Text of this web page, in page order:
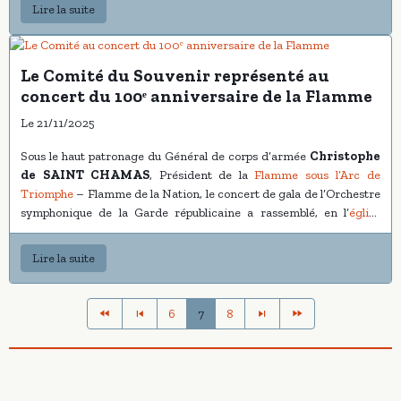
chaleureusement Le Souvenir Français pour cette marque de
reconnaissance et pour l’honneur qui lui est fait.
ce moment fondateur.
À travers cette convention, le Comité du Souvenir du Groupe RATP
et la SNEMM réaffirment, avec conviction et fraternité, leur
volonté commune :
Lire la suite
Le Comité du Souvenir représenté au
concert du 100ᵉ anniversaire de la Flamme
Le 21/11/2025
Sous le haut patronage du Général de corps d’armée Christophe
de SAINT CHAMAS, Président de la Flamme sous l’Arc de
Triomphe– Flamme de la Nation, le concert de gala de l’Orchestre
symphonique de la Garde républicaine a rassemblé, en l’église
Saint-Roch, de nombreuses délégations civiles et militaires venues
célébrer le centième anniversaire de la Flamme.
À l’invitation de la Commission Rayonnement – Flamme de la
Nation, le Comité du Souvenir du Groupe RATP a eu l’honneur
d’être officiellement représenté lors de cet événement majeur du
calendrier mémoriel national.
Lire la suite
6 7 8